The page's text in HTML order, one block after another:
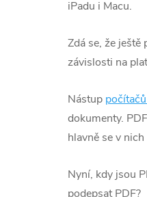
iPadu i Macu.
Zdá se, že
závislosti na
Nástup
dokumenty.
hlavně se v
Nyní, kdy jsou
podepsat PDF?